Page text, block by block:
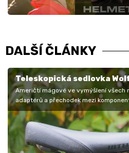
DALŠÍ ČLÁNKY
Teleskopická sedlovka
Američtí mágové ve vymýšlení všech
adaptérů a přechodek mezi
hodně široký CNC…